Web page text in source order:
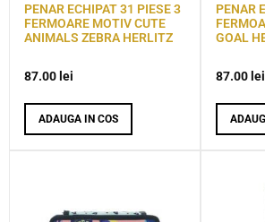
PENAR ECHIPAT 31 PIESE 3
FERMOARE MOTIV CUTE
ANIMALS ZEBRA HERLITZ
87.00 lei
ADAUGA IN COS
PENAR
GOAL
87.00 lei